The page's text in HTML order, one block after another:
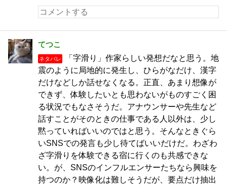
てつこ
ネタバレ
「字滑り」作家らしい発想だなと思う。地
震のように局地的に発生し、ひらがなだけ、漢字
だけなどしか話せなくなる。正直、あまり想像が
できず、体験したいとも思わないがものすごく困
る状況でもなさそうだ。アナウンサーや先生など
話すことがそのときの仕事である人以外は、少し
黙っていればいいのではと思う。そんなときぐら
いSNSでの発言も少し待てばいいだけだ。わざわ
ざ字滑りを体験できる宿に行くのも共感できな
い。が、SNSのインフルエンサーたちなら興味を
持つのか？映像化は難しそうだが、要点だけ抽出